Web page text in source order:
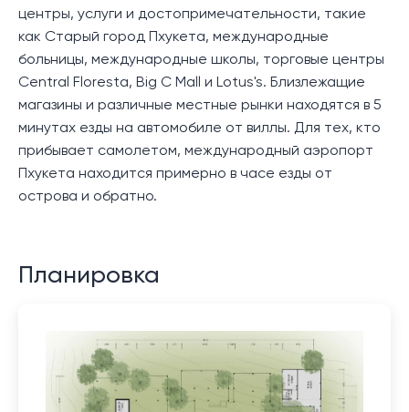
центры, услуги и достопримечательности, такие
как Старый город Пхукета, международные
больницы, международные школы, торговые центры
Central Floresta, Big C Mall и Lotus's. Близлежащие
магазины и различные местные рынки находятся в 5
минутах езды на автомобиле от виллы. Для тех, кто
прибывает самолетом, международный аэропорт
Пхукета находится примерно в часе езды от
острова и обратно.
Планировка